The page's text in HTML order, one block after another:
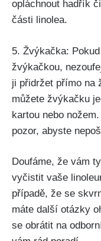
opláchnout hadřík
části linolea.
5. Žvýkačka:
žvýkačkou,
ji přidržet přímo ‌na
můžete žvýkačku
kartou nebo
pozor,​ abyste
Doufáme, že vám
vyčistit vaše
případě, že se
máte další otázky
se obrátit na